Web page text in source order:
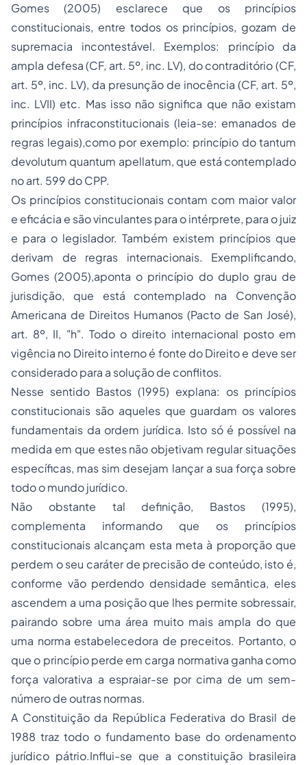
Gomes (2005) esclarece que os princípios
constitucionais, entre todos os princípios, gozam de
supremacia incontestável. Exemplos: princípio da
ampla defesa (CF, art. 5º, inc. LV), do contraditório (CF,
art. 5º, inc. LV), da presunção de inocência (CF, art. 5º,
inc. LVII) etc. Mas isso não significa que não existam
princípios infraconstitucionais (leia-se: emanados de
regras legais),como por exemplo: princípio do tantum
devolutum quantum apellatum, que está contemplado
no art. 599 do CPP.
Os princípios constitucionais contam com maior valor
e eficácia e são vinculantes para o intérprete, para o juiz
e para o legislador. Também existem princípios que
derivam de regras internacionais. Exemplificando,
Gomes (2005),aponta o princípio do duplo grau de
jurisdição, que está contemplado na Convenção
Americana de Direitos Humanos (Pacto de San José),
art. 8º, II, "h". Todo o direito internacional posto em
vigência no Direito interno é fonte do Direito e deve ser
considerado para a solução de conflitos.
Nesse sentido Bastos (1995) explana: os princípios
constitucionais são aqueles que guardam os valores
fundamentais da ordem jurídica. Isto só é possível na
medida em que estes não objetivam regular situações
específicas, mas sim desejam lançar a sua força sobre
todo o mundo jurídico.
Não obstante tal definição, Bastos (1995),
complementa informando que os princípios
constitucionais alcançam esta meta à proporção que
perdem o seu caráter de precisão de conteúdo, isto é,
conforme vão perdendo densidade semântica, eles
ascendem a uma posição que lhes permite sobressair,
pairando sobre uma área muito mais ampla do que
uma norma estabelecedora de preceitos. Portanto, o
que o princípio perde em carga normativa ganha como
força valorativa a espraiar-se por cima de um sem-
número de outras normas.
A Constituição da República Federativa do Brasil de
1988 traz todo o fundamento base do ordenamento
jurídico pátrio.Influi-se que a constituição brasileira